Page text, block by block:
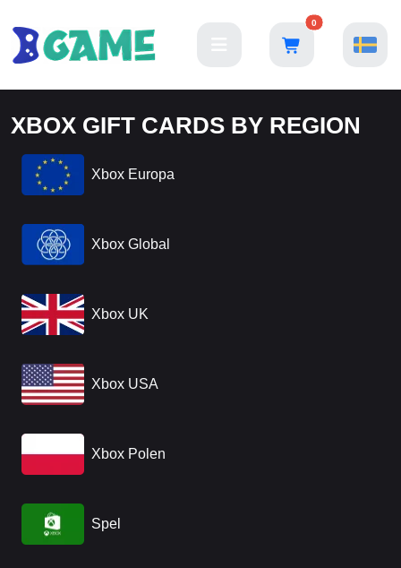
0
XBOX GIFT CARDS BY REGION
Xbox Europa
Xbox Global
Xbox UK
Xbox USA
Xbox Polen
Spel